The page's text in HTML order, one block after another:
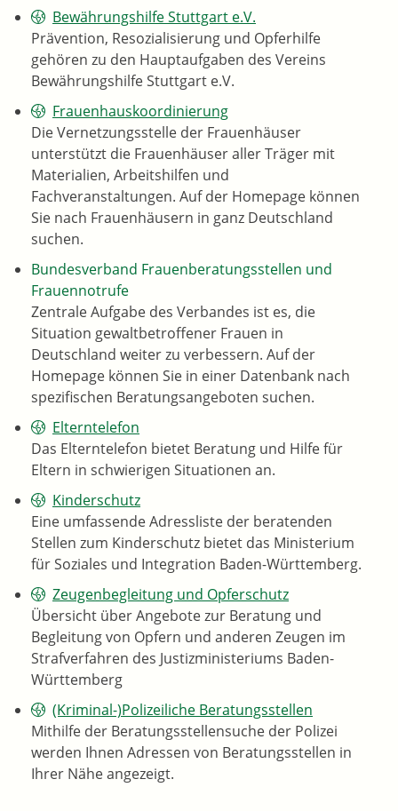
Bewährungshilfe Stuttgart e.V.
Prävention, Resozialisierung und Opferhilfe
gehören zu den Hauptaufgaben des Vereins
Bewährungshilfe Stuttgart e.V.
Frauenhauskoordinierung
Die Vernetzungsstelle der Frauenhäuser
unterstützt die Frauenhäuser aller Träger mit
Materialien, Arbeitshilfen und
Fachveranstaltungen. Auf der Homepage können
Sie nach Frauenhäusern in ganz Deutschland
suchen.
Bundesverband Frauenberatungsstellen und
Frauennotrufe
Zentrale Aufgabe des Verbandes ist es, die
Situation gewaltbetroffener Frauen in
Deutschland weiter zu verbessern. Auf der
Homepage können Sie in einer Datenbank nach
spezifischen Beratungsangeboten suchen.
Elterntelefon
Das Elterntelefon bietet Beratung und Hilfe für
Eltern in schwierigen Situationen an.
Kinderschutz
Eine umfassende Adressliste der beratenden
Stellen zum Kinderschutz bietet das Ministerium
für Soziales und Integration Baden-Württemberg.
Zeugenbegleitung und Opferschutz
Übersicht über Angebote zur Beratung und
Begleitung von Opfern und anderen Zeugen im
Strafverfahren des Justizministeriums Baden-
Württemberg
(Kriminal-)Polizeiliche Beratungsstellen
Mithilfe der Beratungsstellensuche der Polizei
werden Ihnen Adressen von Beratungsstellen in
Ihrer Nähe angezeigt.